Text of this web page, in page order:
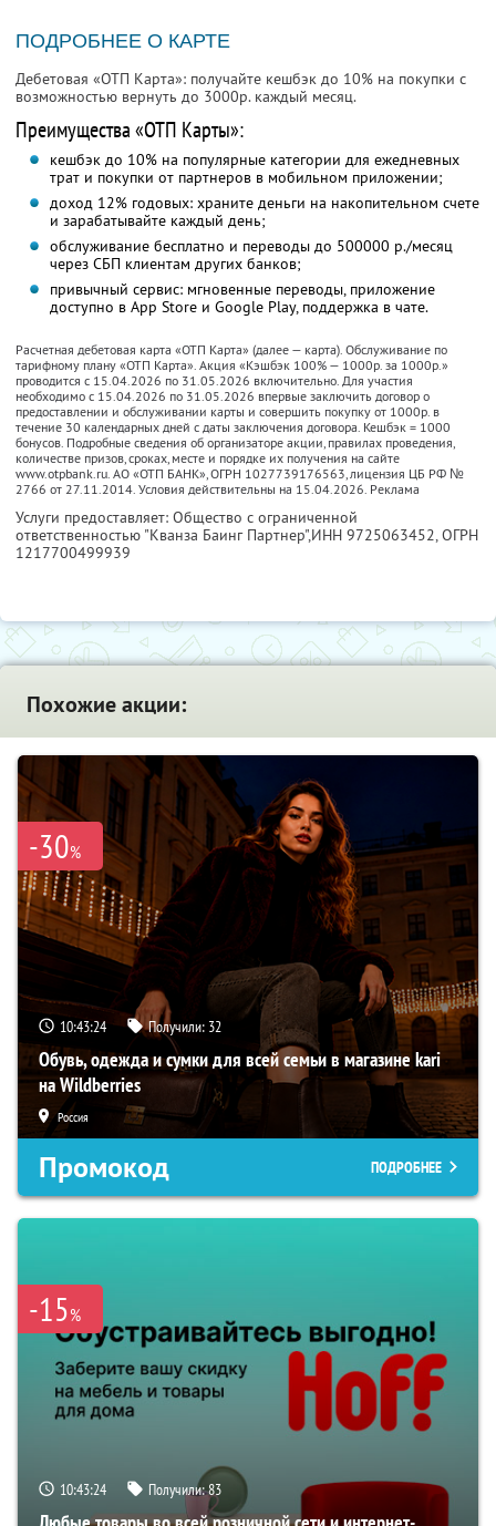
ПОДРОБНЕЕ О КАРТЕ
Дебетовая «ОТП Карта»: получайте кешбэк до 10% на покупки с
возможностью вернуть до 3000р. каждый месяц.
Преимущества «ОТП Карты»:
кешбэк до 10% на популярные категории для ежедневных
трат и покупки от партнеров в мобильном приложении;
доход 12% годовых: храните деньги на накопительном счете
и зарабатывайте каждый день;
обслуживание бесплатно и переводы до 500000 р./месяц
через СБП клиентам других банков;
привычный сервис: мгновенные переводы, приложение
доступно в App Store и Google Play, поддержка в чате.
Расчетная дебетовая карта «ОТП Карта» (далее — карта). Обслуживание по
тарифному плану «ОТП Карта». Акция «Кэшбэк 100% — 1000р. за 1000р.»
проводится с 15.04.2026 по 31.05.2026 включительно. Для участия
необходимо с 15.04.2026 по 31.05.2026 впервые заключить договор о
предоставлении и обслуживании карты и совершить покупку от 1000р. в
течение 30 календарных дней с даты заключения договора. Кешбэк = 1000
бонусов. Подробные сведения об организаторе акции, правилах проведения,
количестве призов, сроках, месте и порядке их получения на сайте
www.otpbank.ru. АО «ОТП БАНК», ОГРН 1027739176563, лицензия ЦБ РФ №
2766 от 27.11.2014. Условия действительны на 15.04.2026. Реклама
Услуги предоставляет: Общество с ограниченной
ответственностью "Кванза Баинг Партнер",ИНН 9725063452, ОГРН
1217700499939
Похожие акции:
-30%
10:43:23 Получили: 32
Обувь, одежда и сумки для всей семьи в магазине kari
на Wildberries
Россия
Промокод ПОДРОБНЕЕ
-15%
10:43:23 Получили:83